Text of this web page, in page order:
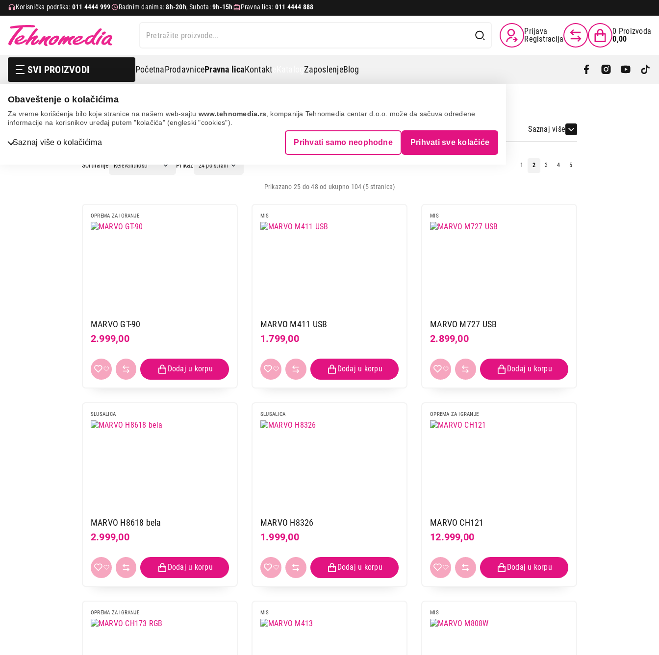
Obaveštenje o kolačićima
Za vreme korišćenja bilo koje stranice na našem web-sajtu www.tehnomedia.rs , kompanija Tehnomedia centar d.o.o. može da sačuva određene
informacije na korisnikov uređaj putem "kolačića" (engleski "cookies").
Saznaj više o kolačićima Prihvati samo neophodne Prihvati sve kolačiće
Korisnička podrška: 011 4444 999 Radnim danima:8h-20h, Subota:9h-15h Pravna lica: 011 4444 888
Prijava
Registracija
0 Proizvoda
0,00
SVI PROIZVODI PočetnaProdavnicePravna licaKontakt eKatalogZaposlenjeBlog
Vesa
MARVO
MARVO Saznaj više
Sortiranje Prikaz
Prikazano 25 do 48 od ukupno 104 (5 stranica)
1 2 3 4 5
OPREMA ZA IGRANJE
MARVO GT-90
2.999,00
MIS
MARVO M411 USB
1.799,00
MIS
MARVO M727 USB
2.899,00
SLUSALICA
MARVO H8618 bela
2.999,00
SLUSALICA
MARVO H8326
1.999,00
OPREMA ZA IGRANJE
MARVO CH121
12.999,00
OPREMA ZA IGRANJE MIS MIS